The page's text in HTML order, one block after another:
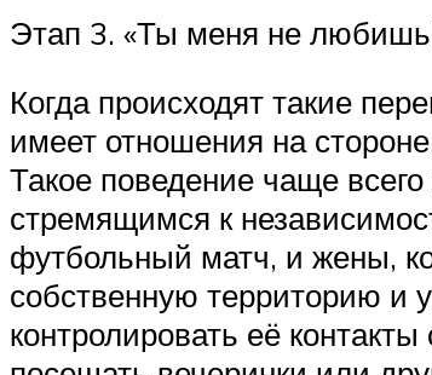
Этап 3. «Ты меня не
Когда происходят такие
имеет отношения на
Такое поведение чаще
стремящимся к
футбольный матч, и жены,
собственную территорию и
контролировать её